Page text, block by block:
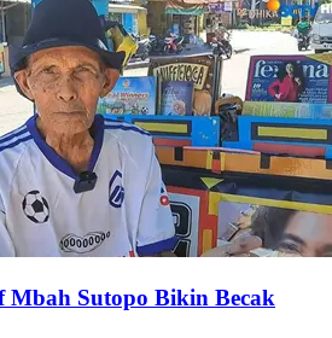
Mbah Sutopo Bikin Becak